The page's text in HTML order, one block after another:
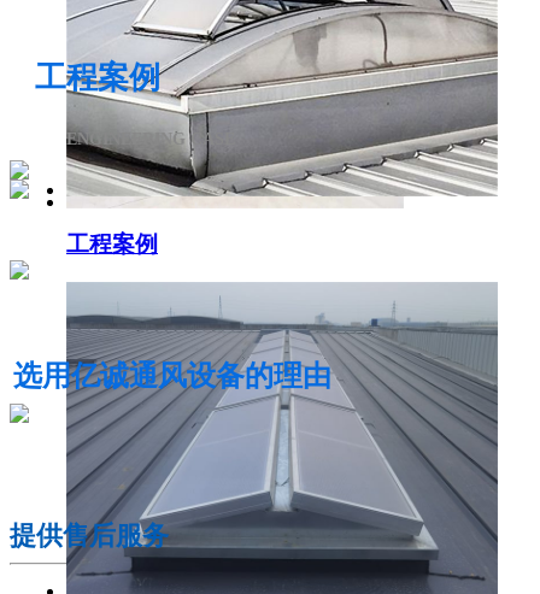
电动采光排烟天窗
工程案例
工程案例
ENGINEERING CASE
选用亿诚通风设备的理由
提供售后服务